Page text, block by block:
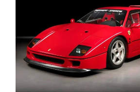
Σταθμοί φόρτισης
Classic